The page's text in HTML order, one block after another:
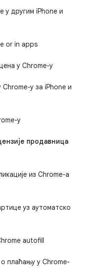
у другим iPhone и
or in apps
у Chrome-у
Chrome-у за iPhone и
у
продавница
из Chrome-а
уз аутоматско
autofill
плаћању у Chrome-